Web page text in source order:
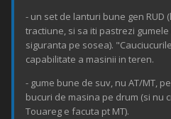
- un set de lanturi bune gen
tractiune, si sa iti pastrezi
siguranta pe sosea).
capabilitate a masinii in teren.
- gume bune de suv, nu AT/MT,
bucuri de masina pe drum (si nu
Touareg e facuta pt MT).